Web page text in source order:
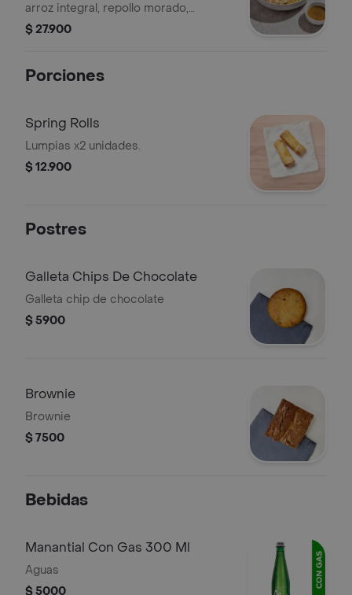
arroz integral, repollo morado,
aguacate, mango, edamame, pollo
$ 27.900
Porciones
Spring Rolls
Lumpias x2 unidades.
$ 12.900
Postres
Galleta Chips De Chocolate
Galleta chip de chocolate
$ 5900
Brownie
Brownie
$ 7500
Bebidas
Manantial Con Gas 300 Ml
Aguas
$ 5000